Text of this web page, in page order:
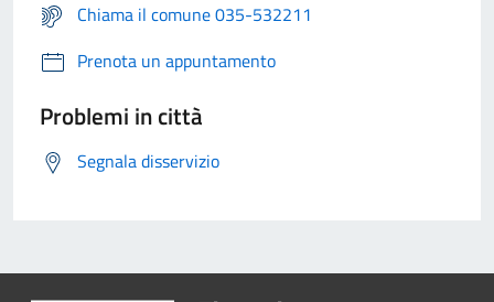
Chiama il comune 035-532211
Prenota un appuntamento
Problemi in città
Segnala disservizio